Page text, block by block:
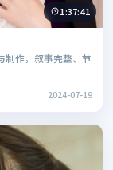
1:37:41
制作，叙事完整、节
2024-07-19